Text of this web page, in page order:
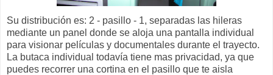
Su distribución es: 2 - pasillo - 1, separadas las hileras
mediante un panel donde se aloja una pantalla individual
para visionar películas y documentales durante el trayecto.
La butaca individual todavía tiene mas privacidad, ya que
puedes recorrer una cortina en el pasillo que te aisla